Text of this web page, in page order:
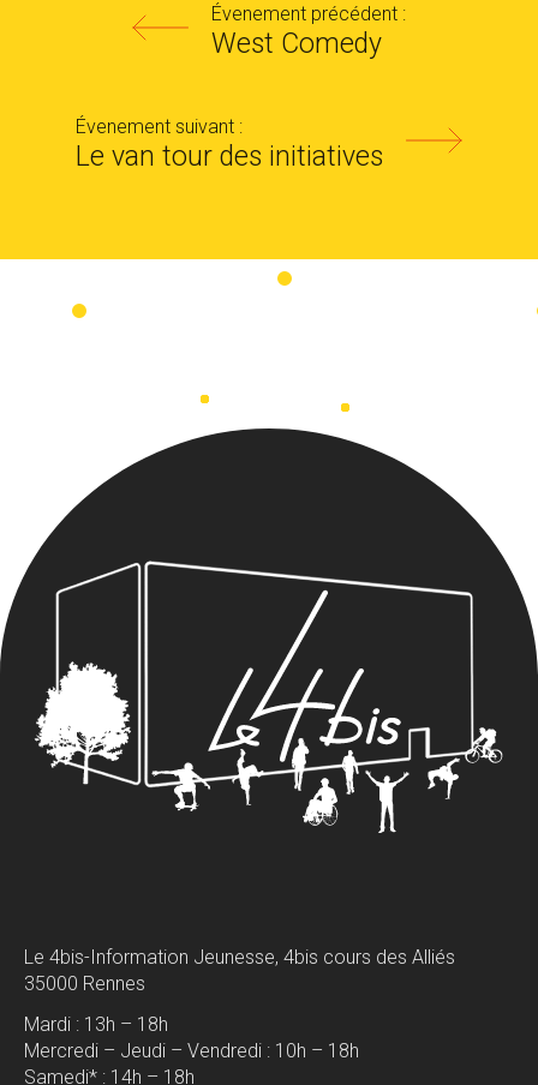
Évenement précédent :
West Comedy
Évenement suivant :
Le van tour des initiatives
Le 4bis-Information Jeunesse, 4bis cours des Alliés
35000 Rennes
Mardi : 13h – 18h
Mercredi – Jeudi – Vendredi : 10h – 18h
Samedi* : 14h – 18h